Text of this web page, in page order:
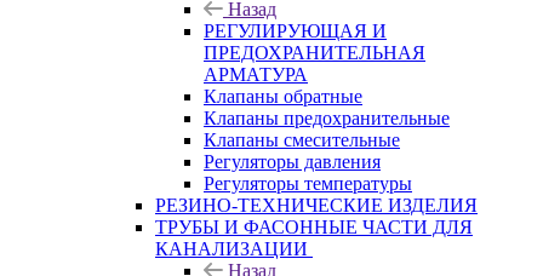
Назад
РЕГУЛИРУЮЩАЯ И
ПРЕДОХРАНИТЕЛЬНАЯ
АРМАТУРА
Клапаны обратные
Клапаны предохранительные
Клапаны смесительные
Регуляторы давления
Регуляторы температуры
РЕЗИНО-ТЕХНИЧЕСКИЕ ИЗДЕЛИЯ
ТРУБЫ И ФАСОННЫЕ ЧАСТИ ДЛЯ
КАНАЛИЗАЦИИ
Назад